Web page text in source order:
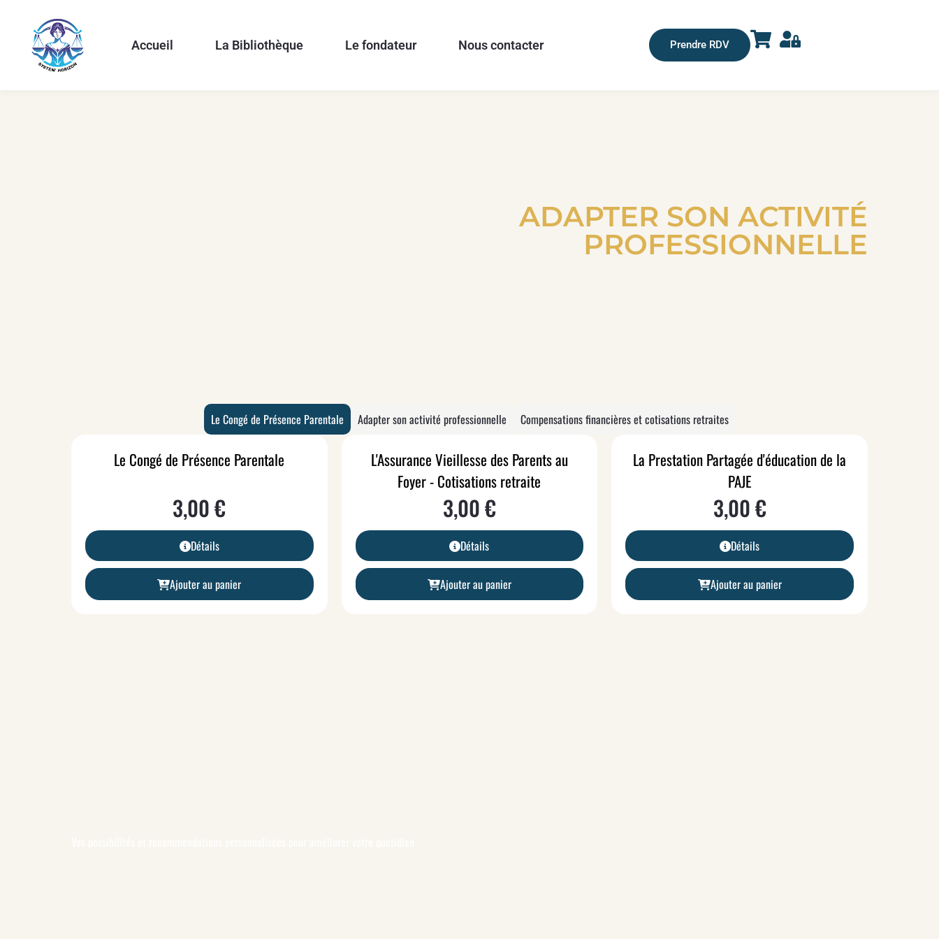
Accueil La Bibliothèque Le fondateur Nous contacter Prendre RDV
ADAPTER SON ACTIVITÉ
PROFESSIONNELLE
Le Congé de Présence Parentale Adapter son activité professionnelle Compensations financières et cotisations retraites
Le Congé de Présence Parentale
3,00€
Détails
Ajouter au panier
L'Assurance Vieillesse des Parents au
Foyer - Cotisations retraite
3,00€
Détails
Ajouter au panier
La Prestation Partagée d'éducation de la
PAJE
3,00€
Détails
Ajouter au panier